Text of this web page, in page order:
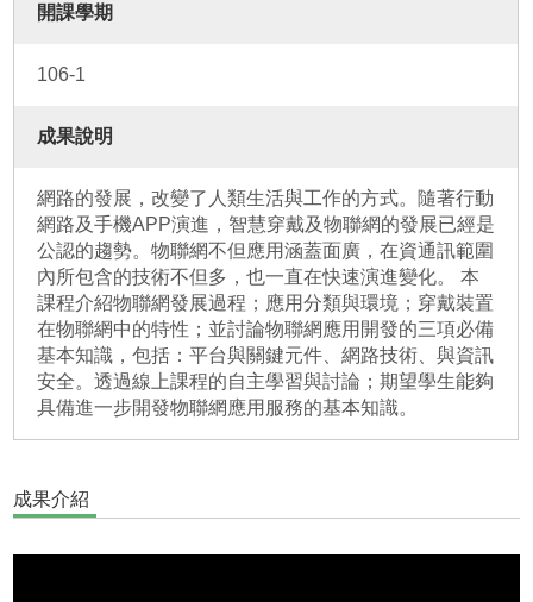
開課學期
106-1
成果說明
網路的發展，改變了人類生活與工作的方式。隨著行動
網路及手機APP演進，智慧穿戴及物聯網的發展已經是
公認的趨勢。物聯網不但應用涵蓋面廣，在資通訊範圍
內所包含的技術不但多，也一直在快速演進變化。 本
課程介紹物聯網發展過程；應用分類與環境；穿戴裝置
在物聯網中的特性；並討論物聯網應用開發的三項必備
基本知識，包括：平台與關鍵元件、網路技術、與資訊
安全。透過線上課程的自主學習與討論；期望學生能夠
具備進一步開發物聯網應用服務的基本知識。
成果介紹